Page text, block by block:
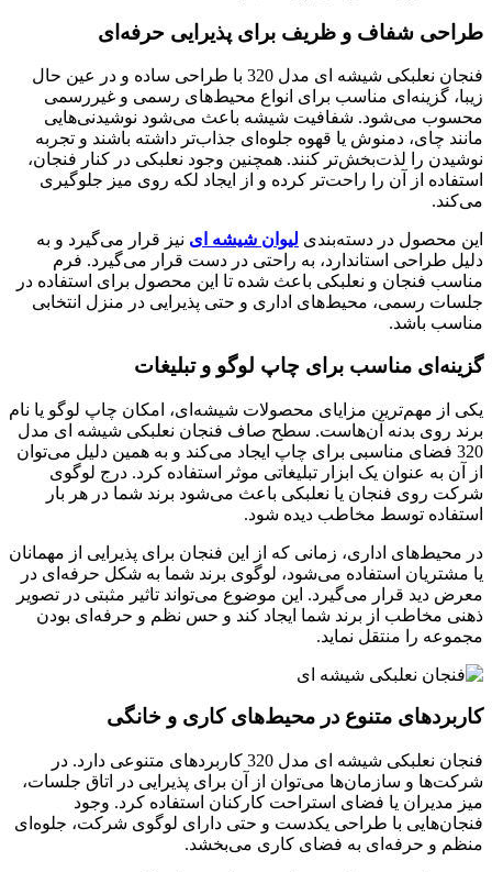
طراحی شفاف و ظریف برای پذیرایی حرفه‌ای
فنجان نعلبکی شیشه ای مدل 320 با طراحی ساده و در عین حال
زیبا، گزینه‌ای مناسب برای انواع محیط‌های رسمی و غیررسمی
محسوب می‌شود. شفافیت شیشه باعث می‌شود نوشیدنی‌هایی
مانند چای، دمنوش یا قهوه جلوه‌ای جذاب‌تر داشته باشند و تجربه
نوشیدن را لذت‌بخش‌تر کنند. همچنین وجود نعلبکی در کنار فنجان،
استفاده از آن را راحت‌تر کرده و از ایجاد لکه روی میز جلوگیری
می‌کند.
این محصول در دسته‌بندی لیوان شیشه ای نیز قرار می‌گیرد و به
دلیل طراحی استاندارد، به راحتی در دست قرار می‌گیرد. فرم
مناسب فنجان و نعلبکی باعث شده تا این محصول برای استفاده در
جلسات رسمی، محیط‌های اداری و حتی پذیرایی در منزل انتخابی
مناسب باشد.
گزینه‌ای مناسب برای چاپ لوگو و تبلیغات
یکی از مهم‌ترین مزایای محصولات شیشه‌ای، امکان چاپ لوگو یا نام
برند روی بدنه آن‌هاست. سطح صاف فنجان نعلبکی شیشه ای مدل
320 فضای مناسبی برای چاپ ایجاد می‌کند و به همین دلیل می‌توان
از آن به عنوان یک ابزار تبلیغاتی موثر استفاده کرد. درج لوگوی
شرکت روی فنجان یا نعلبکی باعث می‌شود برند شما در هر بار
استفاده توسط مخاطب دیده شود.
در محیط‌های اداری، زمانی که از این فنجان برای پذیرایی از مهمانان
یا مشتریان استفاده می‌شود، لوگوی برند شما به شکل حرفه‌ای در
معرض دید قرار می‌گیرد. این موضوع می‌تواند تاثیر مثبتی در تصویر
ذهنی مخاطب از برند شما ایجاد کند و حس نظم و حرفه‌ای بودن
مجموعه را منتقل نماید.
کاربردهای متنوع در محیط‌های کاری و خانگی
فنجان نعلبکی شیشه ای مدل 320 کاربردهای متنوعی دارد. در
شرکت‌ها و سازمان‌ها می‌توان از آن برای پذیرایی در اتاق جلسات،
میز مدیران یا فضای استراحت کارکنان استفاده کرد. وجود
فنجان‌هایی با طراحی یکدست و حتی دارای لوگوی شرکت، جلوه‌ای
منظم و حرفه‌ای به فضای کاری می‌بخشد.